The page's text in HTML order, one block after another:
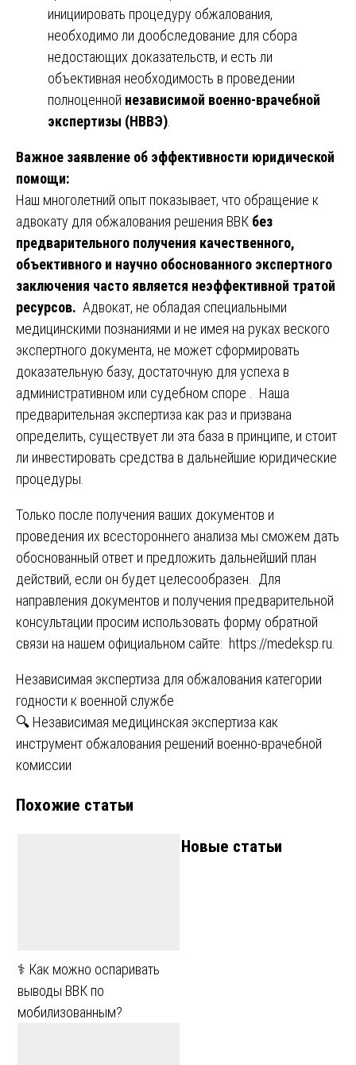
инициировать процедуру обжалования,
необходимо ли дообследование для сбора
недостающих доказательств, и есть ли
объективная необходимость в проведении
полноценной независимой военно-врачебной
экспертизы (НВВЭ)
Важное заявление об эффективности юридической
помощи:
Наш многолетний опыт показывает, что обращение к
адвокату для обжалования решения ВВК без
предварительного получения качественного,
объективного и научно обоснованного экспертного
заключения часто является неэффективной тратой
ресурсов. Адвокат, не обладая специальными
медицинскими познаниями и не имея на руках веского
экспертного документа, не может сформировать
доказательную базу, достаточную для успеха в
административном или судебном споре . Наша
предварительная экспертиза как раз и призвана
определить, существует ли эта база в принципе, и стоит
ли инвестировать средства в дальнейшие юридические
процедуры.
Только после получения ваших документов и
проведения их всестороннего анализа мы сможем дать
обоснованный ответ и предложить дальнейший план
действий, если он будет целесообразен. Для
направления документов и получения предварительной
консультации просим использовать форму обратной
связи на нашем официальном сайте: https://medeksp.ru
Навигация
по
записям
Независимая экспертиза для обжалования категории
годности к военной службе
🔍 Независимая медицинская экспертиза как
инструмент обжалования решений военно-врачебной
комиссии
Похожие статьи
⚕️ Как можно оспаривать
выводы ВВК по
мобилизованным?
Новые статьи